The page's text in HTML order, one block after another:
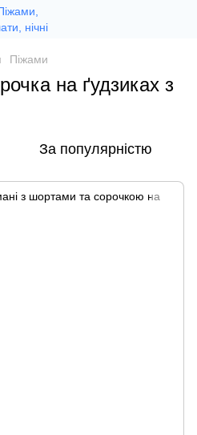
Піжами
на ґудзиках з
За популярністю